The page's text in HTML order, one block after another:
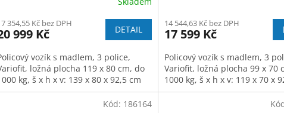
M
A
354,55 Kč bez DPH
999 Kč DETAIL
vozík s madlem, 3 police,
ložná plocha 119 x 80 cm, do
kg, š x h x v: 139 x 80 x 92,5 cm
14 544,63 Kč bez DPH
17 599 Kč
Policový vozík s madlem, 3
Variofit, ložná plocha 99 x 70
1000 kg, š x h x v: 119 x 70 x
Kód: 186164